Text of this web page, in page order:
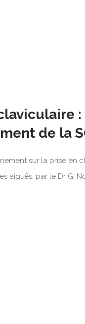
de la
sur la prise en
aiguës, par le Dr G.